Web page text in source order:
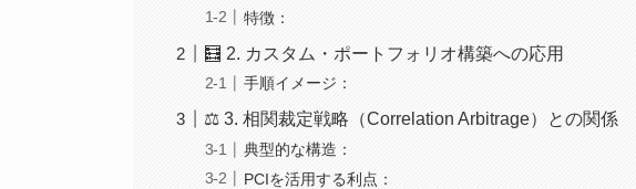
特徴：
🧮 2. カスタム・ポートフォリオ構築への応用
手順イメージ：
⚖️ 3. 相関裁定戦略（Correlation Arbitrage）との関係
典型的な構造：
PCIを活用する利点：